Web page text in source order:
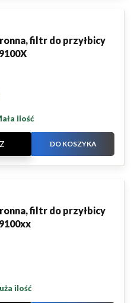
filtr do przyłbicy
ilość
DO KOSZYKA
filtr do przyłbicy
ilość